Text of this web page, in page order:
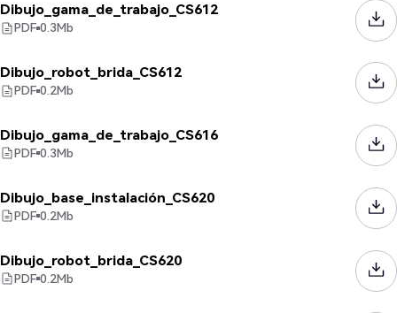
Dibujo_gama_de_trabajo_CS612
PDF 0.3Mb
Dibujo_robot_brida_CS612
PDF 0.2Mb
Dibujo_gama_de_trabajo_CS616
PDF 0.3Mb
Dibujo_base_instalación_CS620
PDF 0.2Mb
Dibujo_robot_brida_CS620
PDF 0.2Mb